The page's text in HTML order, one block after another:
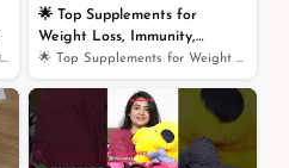
ভ্যালেন্টাইন ডের টেডি বিয়ার উপহার""ভ্যালেন্টাইন ডের টে...
🌟 Top Supplements for
Weight Loss, Immunity,
Energy, Sleep & Joint Health
💪💤
🌟 Top Supplements for Weight Loss, Immunity, Energy, S...